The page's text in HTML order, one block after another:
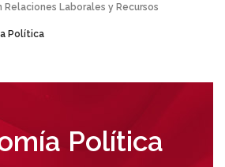
Relaciones Laborales y Recursos
Política
Política